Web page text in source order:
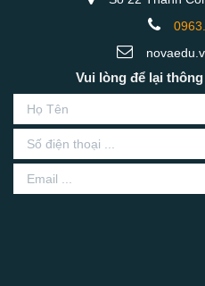
Vui lòng để lại